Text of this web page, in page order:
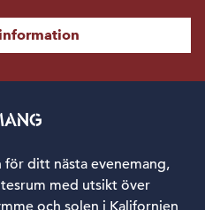
ditt nästa evenemang,
med utsikt över
och solen i Kalifornien